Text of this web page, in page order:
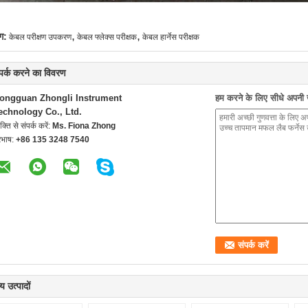
केबल परीक्षण उपकरण, केबल फ्लेक्स परीक्षक, केबल हार्नेस परीक्षक
करने का विवरण
Zhongli Instrument
Co., Ltd.
से संपर्क करें: Ms. Fiona Zhong
+86 135 3248 7540
हम करने के लिए सीधे अपनी
उत्पादों